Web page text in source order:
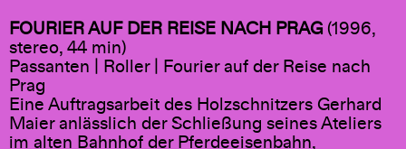
FOURIER AUF DER REISE NACH PRAG (1996,
stereo, 44 min)
Passanten | Roller | Fourier auf der Reise nach
Prag
Eine Auftragsarbeit des Holzschnitzers Gerhard
Maier anlässlich der Schließung seines Ateliers
im alten Bahnhof der Pferdeeisenbahn,